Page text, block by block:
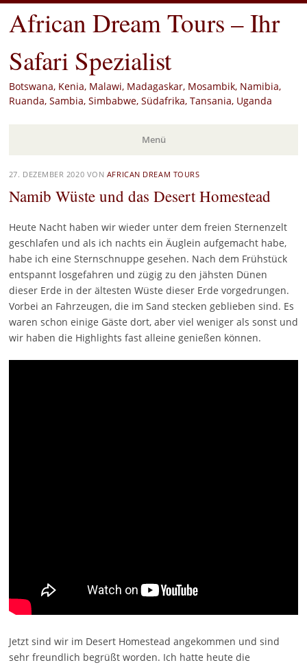
African Dream Tours – Ihr
Safari Spezialist
Botswana, Kenia, Malawi, Madagaskar, Mosambik, Namibia,
Ruanda, Sambia, Simbabwe, Südafrika, Tansania, Uganda
Menü
Zum
Inhalt
27. DEZEMBER 2020 VON AFRICAN DREAM TOURS
Namib Wüste und das Desert Homestead
Heute Nacht haben wir wieder unter dem freien Sternenzelt
geschlafen und als ich nachts ein Äuglein aufgemacht habe,
habe ich eine Sternschnuppe gesehen. Nach dem Frühstück
entspannt losgefahren und zügig zu den jähsten Dünen
dieser Erde in der ältesten Wüste dieser Erde vorgedrungen.
Vorbei an Fahrzeugen, die im Sand stecken geblieben sind. Es
waren schon einige Gäste dort, aber viel weniger als sonst und
wir haben die Highlights fast alleine genießen können.
Jetzt sind wir im Desert Homestead angekommen und sind
sehr freundlich begrüßt worden. Ich hatte heute die